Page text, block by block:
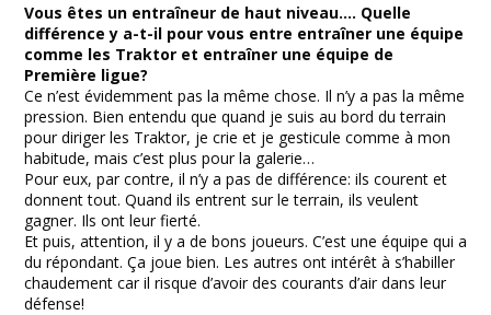
Vous êtes un entraîneur de haut niveau…. Quelle
différence y a-t-il pour vous entre entraîner une équipe
comme les Traktor et entraîner une équipe de
Première ligue?
Ce n’est évidemment pas la même chose. Il n’y a pas la même
pression. Bien entendu que quand je suis au bord du terrain
pour diriger les Traktor, je crie et je gesticule comme à mon
habitude, mais c’est plus pour la galerie…
Pour eux, par contre, il n’y a pas de différence: ils courent et
donnent tout. Quand ils entrent sur le terrain, ils veulent
gagner. Ils ont leur fierté.
Et puis, attention, il y a de bons joueurs. C’est une équipe qui a
du répondant. Ça joue bien. Les autres ont intérêt à s’habiller
chaudement car il risque d’avoir des courants d’air dans leur
défense!